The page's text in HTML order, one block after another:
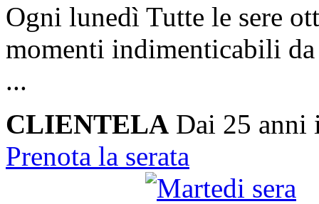
Ogni lunedì Tutte le sere
momenti indimenticabili
...
CLIENTELA Dai 25 anni
Prenota la serata